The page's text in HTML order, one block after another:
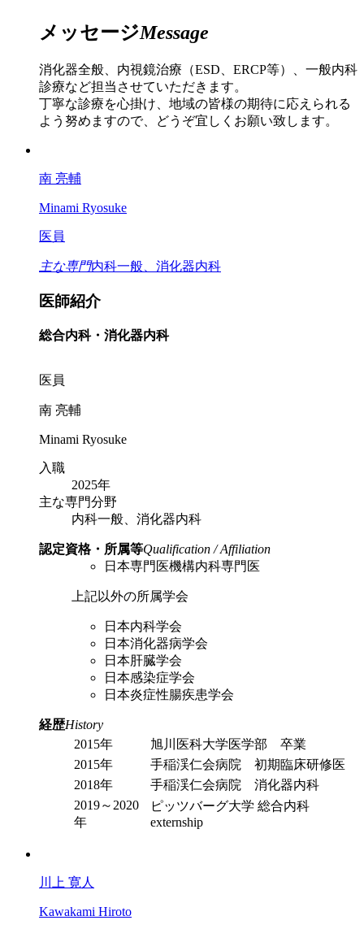
メッセージMessage
消化器全般、内視鏡治療（ESD、ERCP等）、一般内科
診療など担当させていただきます。
丁寧な診療を心掛け、地域の皆様の期待に応えられる
よう努めますので、どうぞ宜しくお願い致します。
南 亮輔
Minami Ryosuke
医員
主な専門内科一般、消化器内科
医師紹介
総合内科・消化器内科
医員
南 亮輔
Minami Ryosuke
入職
2025年
主な専門分野
内科一般、消化器内科
認定資格・所属等Qualification / Affiliation
日本専門医機構内科専門医
上記以外の所属学会
日本内科学会
日本消化器病学会
日本肝臓学会
日本感染症学会
日本炎症性腸疾患学会
経歴History
2015年
旭川医科大学医学部 卒業
2015年
手稲渓仁会病院 初期臨床研修医
2018年
手稲渓仁会病院 消化器内科
2019～2020
年
ピッツバーグ大学 総合内科
externship
川上 寛人
Kawakami Hiroto